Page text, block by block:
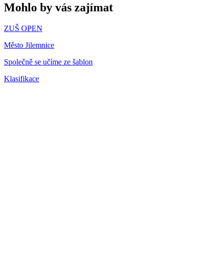
Mohlo by vás zajímat
ZUŠ OPEN
Město Jilemnice
Společně se učíme ze šablon
Klasifikace